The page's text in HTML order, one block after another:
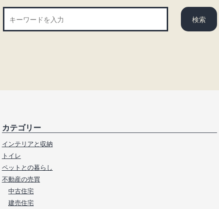
カテゴリー
インテリアと収納
トイレ
ペットとの暮らし
不動産の売買
中古住宅
建売住宅